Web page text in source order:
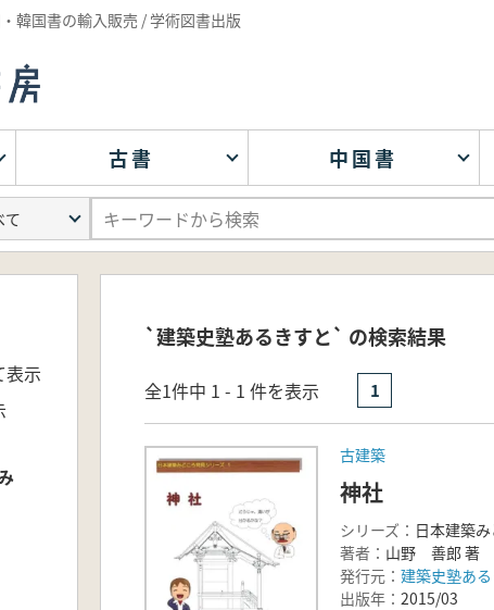
韓国書の輸入販売 / 学術図書出版
古書 中国書
表示
`建築史塾あるきすと` の検索結果
全1件中 1 - 1 件を表示 1
古建築
神社
シリーズ： 日本建築
著者： 山野 善郎 著
発行元： 建築史塾あ
出版年： 2015/03